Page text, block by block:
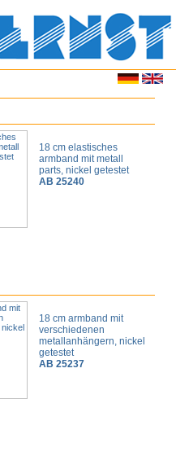
18 cm elastisches
armband mit metall
parts, nickel getestet
AB 25240
18 cm armband mit
verschiedenen
metallanhängern, nickel
getestet
AB 25237